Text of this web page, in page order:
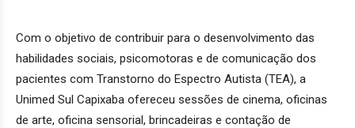
Com o objetivo de contribuir para o desenvolvimento das
habilidades sociais, psicomotoras e de comunicação dos
pacientes com Transtorno do Espectro Autista (TEA), a
Unimed Sul Capixaba ofereceu sessões de cinema, oficinas
de arte, oficina sensorial, brincadeiras e contação de